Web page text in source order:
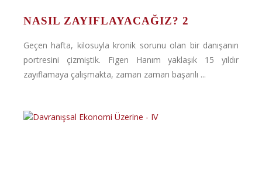
NASIL ZAYIFLAYACAĞIZ? 2
Geçen hafta, kilosuyla kronik sorunu olan bir danışanın
portresini çizmiştik. Figen Hanım yaklaşık 15 yıldır
zayıflamaya çalışmakta, zaman zaman başarılı ...